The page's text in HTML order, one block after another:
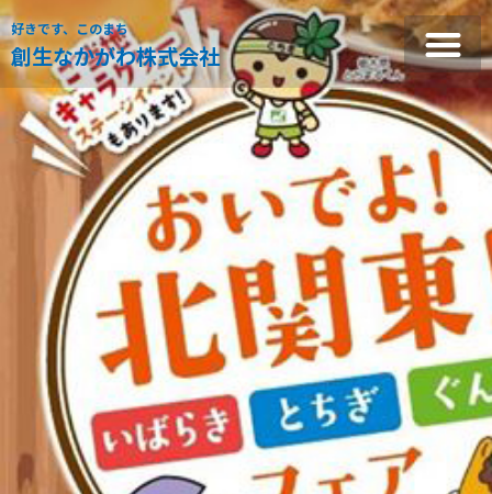
好きです、このまち
創生なかがわ株式会社